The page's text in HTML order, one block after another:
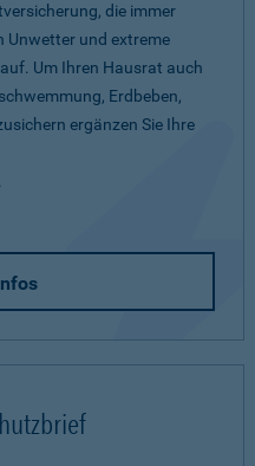
die immer
Unwetter und extreme
Um Ihren Hausrat auch
Erdbeben,
ergänzen Sie Ihre